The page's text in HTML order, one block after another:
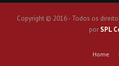
Copyright © 2016 - Todos os
por SPL
Home